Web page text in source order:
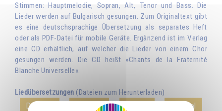
Stimmen: Hauptmelodie, Sopran, Alt, Tenor und Bass. Die
Lieder werden auf Bulgarisch gesungen. Zum Originaltext gibt
es eine deutschsprachige Übersetzung als separates Heft
oder als PDF-Datei für mobile Geräte. Ergänzend ist im Verlag
eine CD erhältlich, auf welcher die Lieder von einem Chor
gesungen werden. Die CD heißt »Chants de la Fraternité
Blanche Universelle«.
Liedübersetzungen (Dateien zum Herunterladen)
Deutsch Français
Español